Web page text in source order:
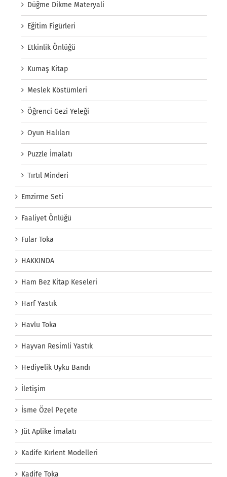
Düğme Dikme Materyali
Eğitim Figürleri
Etkinlik Önlüğü
Kumaş Kitap
Meslek Köstümleri
Öğrenci Gezi Yeleği
Oyun Halıları
Puzzle İmalatı
Tırtıl Minderi
Emzirme Seti
Faaliyet Önlüğü
Fular Toka
HAKKINDA
Ham Bez Kitap Keseleri
Harf Yastık
Havlu Toka
Hayvan Resimli Yastık
Hediyelik Uyku Bandı
İletişim
İsme Özel Peçete
Jüt Aplike İmalatı
Kadife Kırlent Modelleri
Kadife Toka